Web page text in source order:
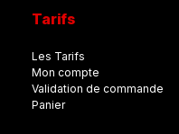
Tarifs
Les Tarifs
Mon compte
Validation de commande
Panier